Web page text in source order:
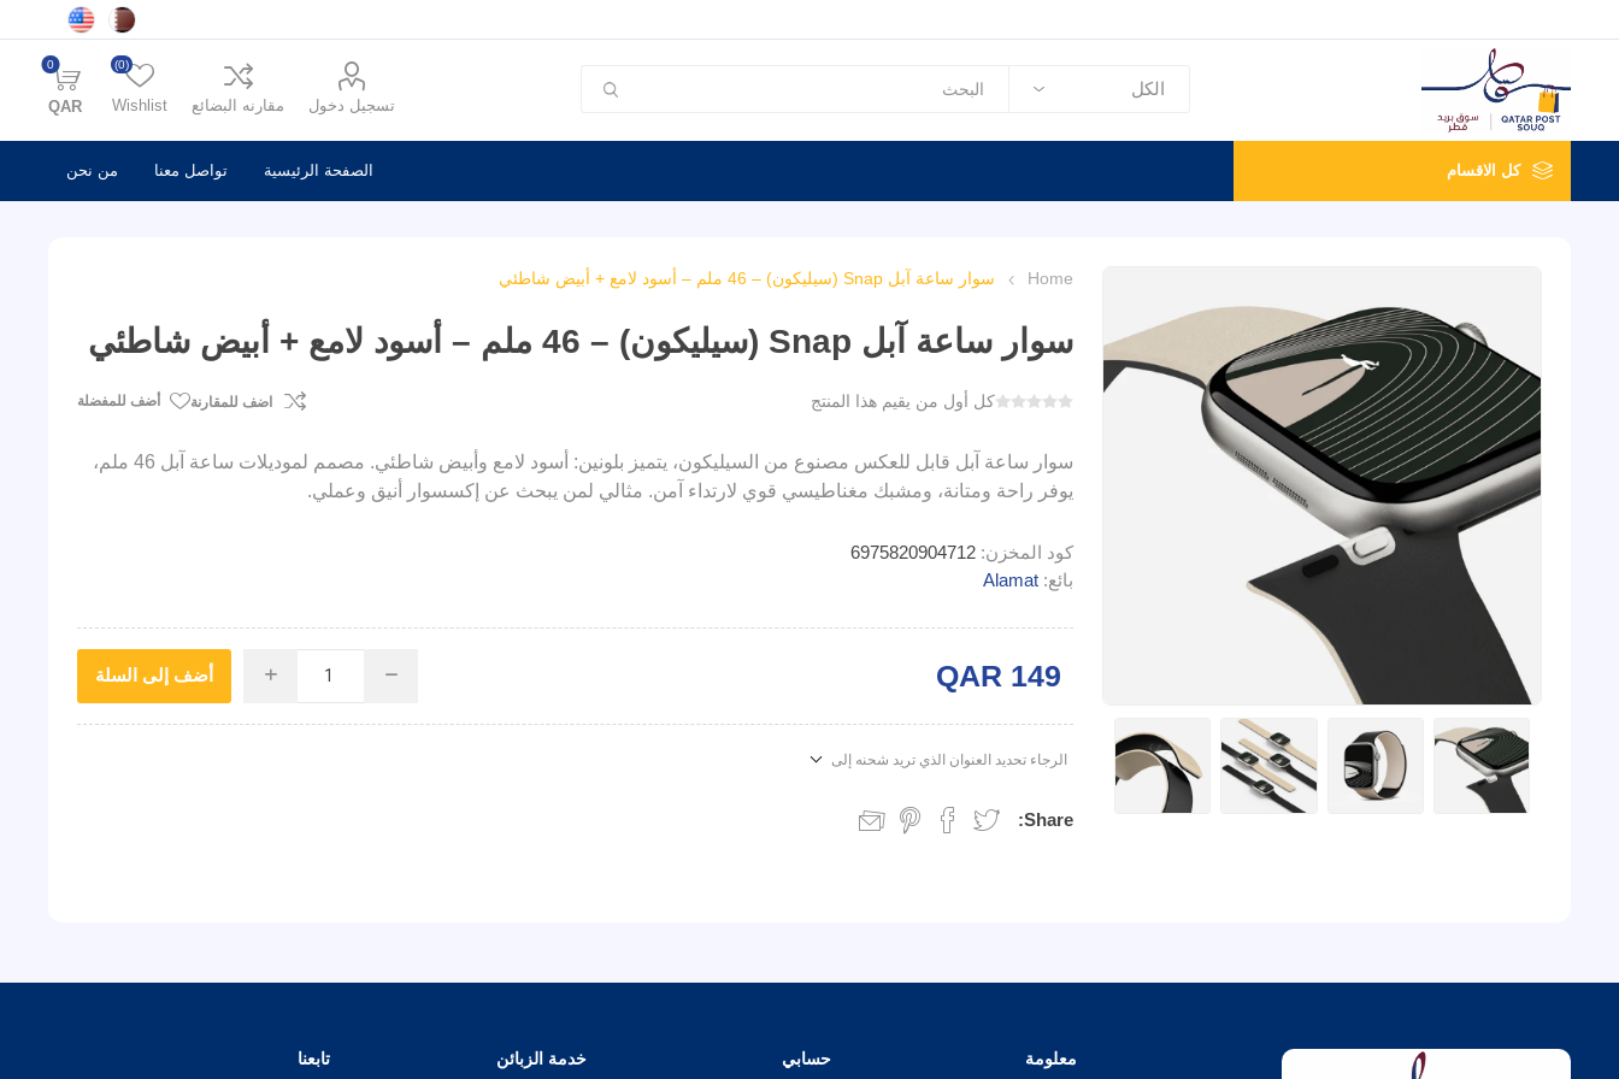
تسجيل دخول مقارنه البضائع Wishlist
(0)
0
QAR
كل الاقسام الصفحة الرئيسية تواصل معنا من نحن
Home سوار ساعة آبل Snap (سيليكون) – 46 ملم – أسود لامع + أبيض شاطئي
سوار ساعة آبل Snap (سيليكون) – 46 ملم – أسود لامع + أبيض شاطئي
كل أول من يقيم هذا المنتج اضف للمقارنة أضف للمفضلة
سوار ساعة آبل قابل للعكس مصنوع من السيليكون، يتميز بلونين: أسود لامع وأبيض شاطئي. مصمم لموديلات ساعة آبل 46 ملم،
يوفر راحة ومتانة، ومشبك مغناطيسي قوي لارتداء آمن. مثالي لمن يبحث عن إكسسوار أنيق وعملي.
كود المخزن: 6975820904712
بائع: Alamat
QAR 149
i h أضف إلى السلة
الرجاء تحديد العنوان الذي تريد شحنه إلى
Share:
معلومة حسابي خدمة الزبائن تابعنا